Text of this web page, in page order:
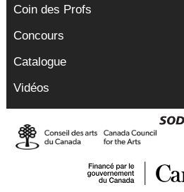
Coin des Profs
Concours
Catalogue
Vidéos